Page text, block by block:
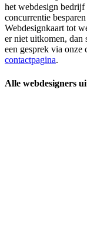
het webdesign
concurrentie
Webdesignkaart tot
er niet uitkomen,
een gesprek via onze
contactpagina.
Alle webdesigners